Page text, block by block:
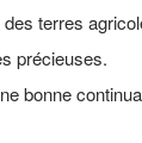
des terres
précieuses.
bonne